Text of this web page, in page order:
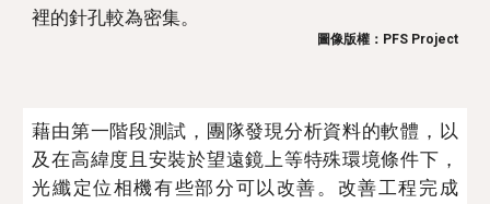
裡的針孔較為密集。
圖像版權：PFS Project
藉由第一階段測試，團隊發現分析資料的軟體，以
及在高緯度且安裝於望遠鏡上等特殊環境條件下，
光纖定位相機有些部分可以改善。改善工程完成